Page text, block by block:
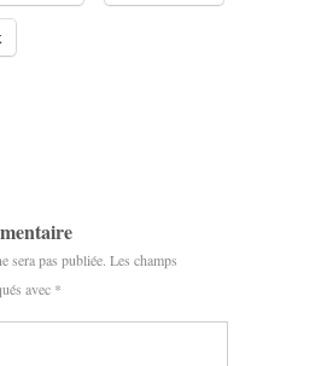
sera pas publiée. Les champs
avec *